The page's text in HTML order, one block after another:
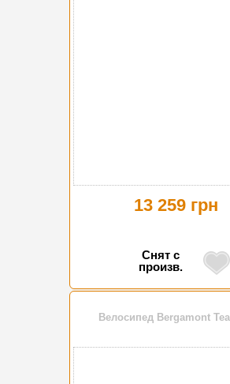
13 259 грн
Снят с
произв.
Велосипед Bergamont